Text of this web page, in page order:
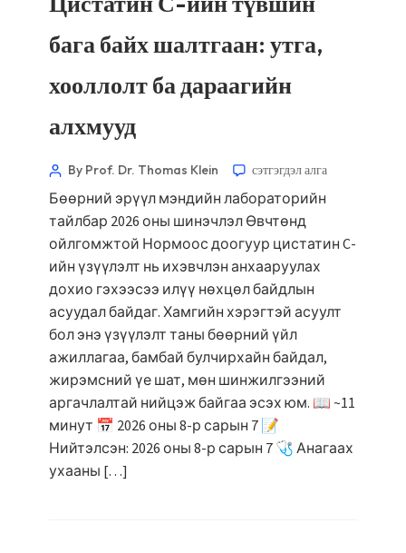
бага байх шалтгаан: утга,
хооллолт ба дараагийн
алхмууд
By Prof. Dr. Thomas Klein сэтгэгдэл алга
Бөөрний эрүүл мэндийн лабораторийн
тайлбар 2026 оны шинэчлэл Өвчтөнд
ойлгомжтой Нормоос доогуур цистатин C-
ийн үзүүлэлт нь ихэвчлэн анхааруулах
дохио гэхээсээ илүү нөхцөл байдлын
асуудал байдаг. Хамгийн хэрэгтэй асуулт
бол энэ үзүүлэлт таны бөөрний үйл
ажиллагаа, бамбай булчирхайн байдал,
жирэмсний үе шат, мөн шинжилгээний
аргачлалтай нийцэж байгаа эсэх юм. 📖 ~11
минут 📅 2026 оны 8-р сарын 7 📝
Нийтэлсэн: 2026 оны 8-р сарын 7 🩺 Анагаах
ухааны […]